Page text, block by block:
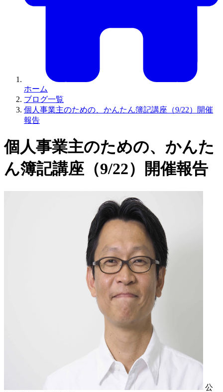
ホーム
ブログ一覧
個人事業主のための、かんたん簿記講座（9/22）開催
報告
個人事業主のための、かんた
ん簿記講座（9/22）開催報告
公